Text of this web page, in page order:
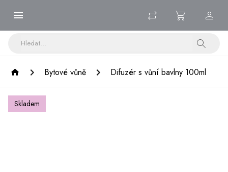
Bytové vůně Difuzér s vůní bavlny 100ml
Skladem